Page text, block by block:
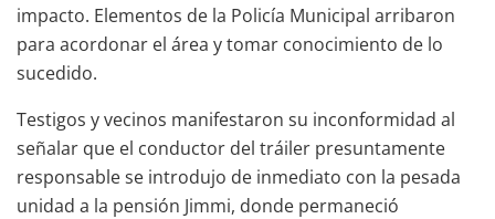
impacto. Elementos de la Policía Municipal arribaron
para acordonar el área y tomar conocimiento de lo
sucedido.
Testigos y vecinos manifestaron su inconformidad al
señalar que el conductor del tráiler presuntamente
responsable se introdujo de inmediato con la pesada
unidad a la pensión Jimmi, donde permaneció